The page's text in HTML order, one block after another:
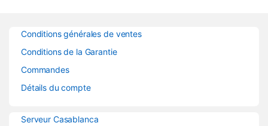
Conditions générales de ventes
Conditions de la Garantie
Commandes
Détails du compte
Serveur Casablanca